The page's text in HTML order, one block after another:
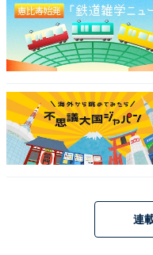
Wi-Fi 6E + 5G 携帯電
えるバッテリー - シルバ
Apple「13インチiPad
連